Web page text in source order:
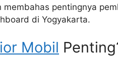
pentingnya
di Yogyakarta.
Mobil